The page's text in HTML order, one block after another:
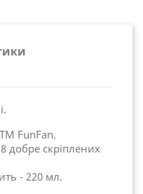
FunFan.
добре скріплених
- 220 мл.